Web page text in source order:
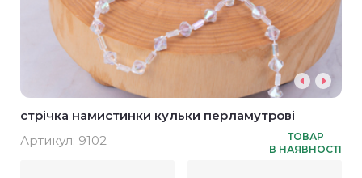
стрічка намистинки кульки перламутрові
Артикул: 9102
ТОВАР
В НАЯВНОСТІ